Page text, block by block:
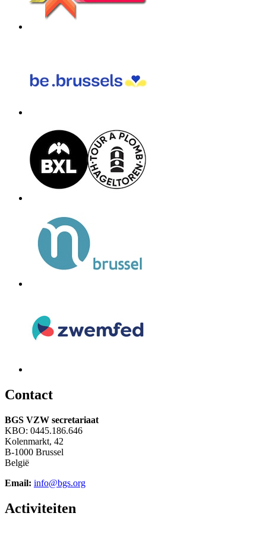
Contact
BGS VZW secretariaat
KBO: 0445.186.646
Kolenmarkt, 42
B-1000 Brussel
België
Email: info@bgs.org
Activiteiten